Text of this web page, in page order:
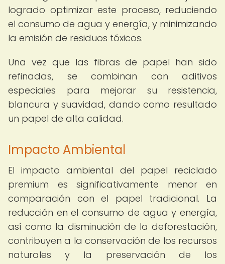
logrado optimizar este proceso, reduciendo
el consumo de agua y energía, y minimizando
la emisión de residuos tóxicos.
Una vez que las fibras de papel han sido
refinadas, se combinan con aditivos
especiales para mejorar su resistencia,
blancura y suavidad, dando como resultado
un papel de alta calidad.
Impacto Ambiental
El impacto ambiental del papel reciclado
premium es significativamente menor en
comparación con el papel tradicional. La
reducción en el consumo de agua y energía,
así como la disminución de la deforestación,
contribuyen a la conservación de los recursos
naturales y la preservación de los